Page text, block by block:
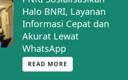
Halo BNRI, Layanan
Informasi Cepat dan
Akurat Lewat
WhatsApp
READ MORE